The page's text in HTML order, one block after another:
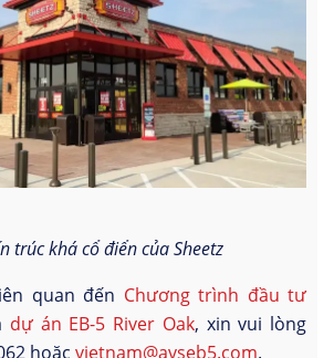
trúc khá cổ điển của Sheetz
quan đến Chương trình đầu tư
dự án EB-5 River Oak, xin vui lòng
hoặc vietnam@avseb5.com.